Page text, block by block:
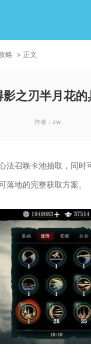
略 正文
影之刃半月花
作者： zw
法召唤卡池抽取，同
地的完整获取方案。